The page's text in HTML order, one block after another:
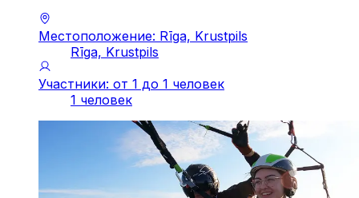
Местоположение: Rīga, Krustpils
Rīga, Krustpils
Участники: от 1 до 1 человек
1 человек